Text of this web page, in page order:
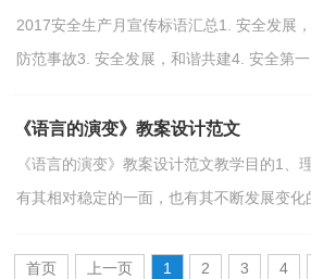
2017安全生产月宣传标语汇总1. 安全发展
防范事故3. 安全发展，和谐共建4. 安全第
《语言的演变》教案设计范文
《语言的演变》教案设计范文教学目的1、
有其相对稳定的一面，也有其不断发展变化
首页 上一页 1 2 3 4